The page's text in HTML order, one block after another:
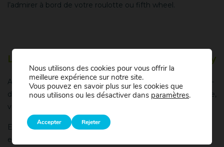
l’admirer à bord de votre roulotte ou fifth wheel.
Le Parc national du Fjord-du-Saguenay
Amateurs de kayak et de plein air, le Parc national du Fjord-
du-Saguenay est l’endroit qu’il vous faut visiter ! Magnifique,
vous dites ? Profitez-en pour faire le plein de beauté.
En effet, vous pourrez camper au cœur même d’un
environnement d’exception, tout en profitant de tous les
Nous utilisons des cookies pour vous offrir la
meilleure expérience sur notre site.
Vous pouvez en savoir plus sur les cookies que
nous utilisons ou les désactiver dans paramètres.
Accepter Rejeter